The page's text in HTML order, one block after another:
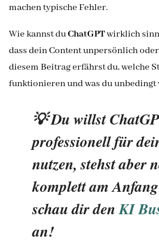
machen typische Fehler.
Wie kannst duChatGPTwirklich
dass dein Content unpersönlich
diesem Beitrag erfährst du, welche
funktionieren und was du
💡 Du willst
professionell für
nutzen, stehst aber
komplett am
schau dir denKI
an!